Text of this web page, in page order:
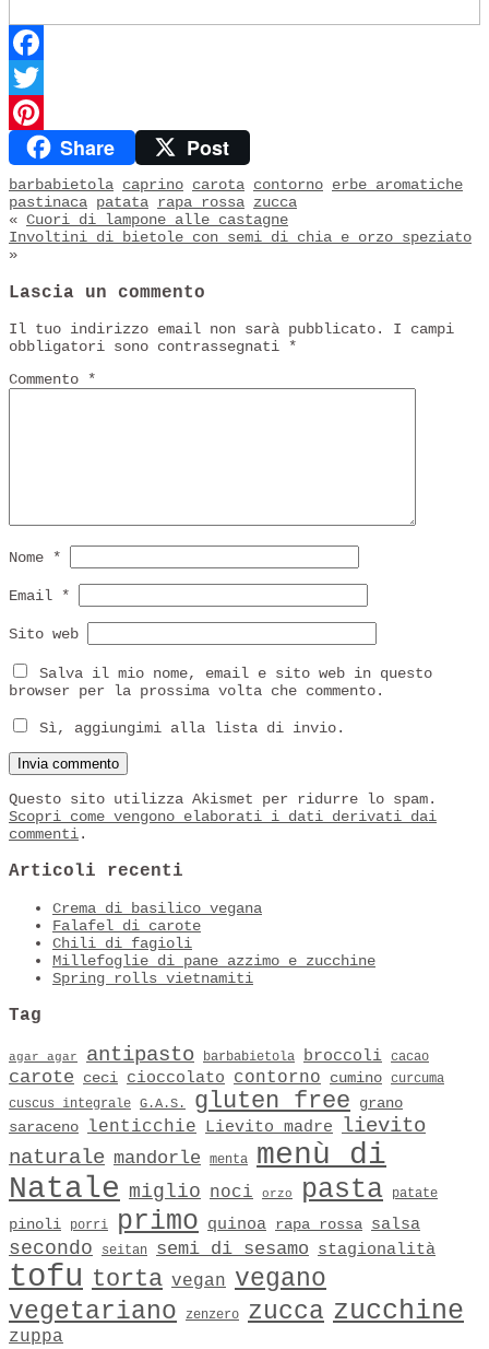
Facebook
Twitter
PinterestShare Post
barbabietola caprino carota contorno erbe aromatiche
pastinaca patata rapa rossa zucca
« Cuori di lampone alle castagne
Involtini di bietole con semi di chia e orzo speziato
»
Lascia un commento
Il tuo indirizzo email non sarà pubblicato.
I campi
obbligatori sono contrassegnati *
Commento *
Nome *
Email *
Sito web
Salva il mio nome, email e sito web in questo
browser per la prossima volta che commento.
Sì, aggiungimi alla lista di invio.
Questo sito utilizza Akismet per ridurre lo spam.
Scopri come vengono elaborati i dati derivati dai
commenti.
Articoli recenti
Crema di basilico vegana
Falafel di carote
Chili di fagioli
Millefoglie di pane azzimo e zucchine
Spring rolls vietnamiti
Tag
agar agar antipasto barbabietola broccoli cacao
carote ceci cioccolato contorno cumino curcuma
cuscus integrale G.A.S. gluten free
grano
saraceno
lenticchie Lievito madre
lievito
naturale mandorle menta
menù di
Natale miglio noci orzo pasta patate
pinoli porri primo quinoa rapa rossa salsa
secondo seitan semi di sesamo stagionalità
tofu torta vegan vegano
vegetariano
zenzero zucca zucchine
zuppa